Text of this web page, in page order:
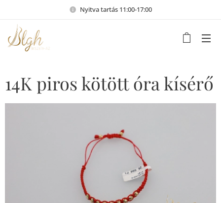
Nyitva tartás 11:00-17:00
14K piros kötött óra kísérő